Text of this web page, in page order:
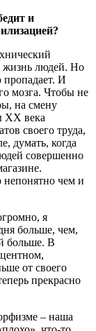
и
жизнь людей. Но
пропадает. И
мозга. Чтобы не
на смену
XX века
своего труда,
думать, когда
совершенно
непонятно чем и
я
больше, чем,
больше. В
от своего
прекрасно
– наша